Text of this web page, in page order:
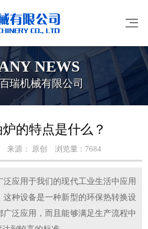
NEWS
瑞机械有限公司
的特点是什么？
来源： 原创 浏览量：7684
应用于我们的现代工业生活中应用
种设备是一种新型的环保热转换设
泛应用，而且能够满足生产流程中